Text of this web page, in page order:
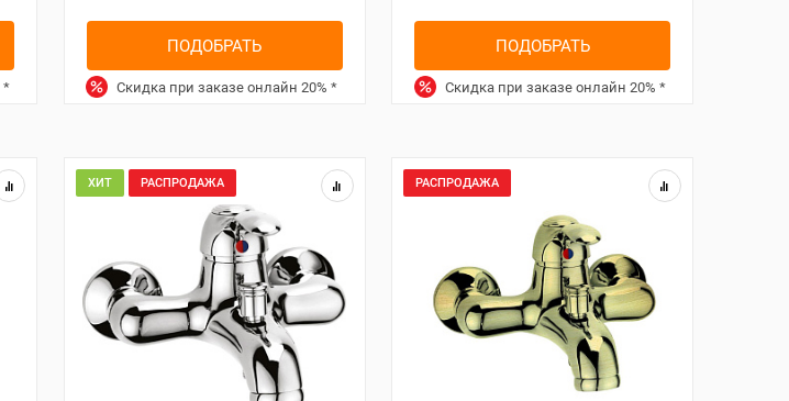
*
ПОДОБРАТЬ
Скидка при заказе онлайн20%*
ПОДОБРАТЬ
Скидка при заказе онлайн 20% *
ХИТ РАСПРОДАЖА РАСПРОДАЖА